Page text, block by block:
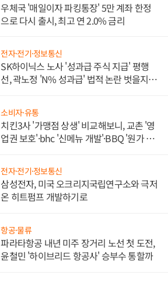
우체국 '매일이자 파킹통장' 5만 계좌 한정
으로 다시 출시, 최고 연 2.0% 금리
전자·전기·정보통신
SK하이닉스 노사 '성과급 주식 지급' 평행
선, 곽노정 'N% 성과급' 법적 논란 벗을지 주
소비자·유통
치킨3사 '가맹점 상생' 비교해보니, 교촌 '영
업권 보호'·bhc '신메뉴 개발'·BBQ '원가 부
전자·전기·정보통신
삼성전자, 미국 오크리지국립연구소와 극저
온 히트펌프 개발하기로
항공·물류
파라타항공 내년 미주 장거리 노선 첫 도전,
윤철민 '하이브리드 항공사' 승부수 통할까